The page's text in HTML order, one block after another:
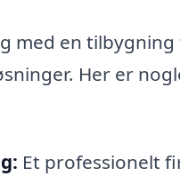
med en
Her er
Et professionelt